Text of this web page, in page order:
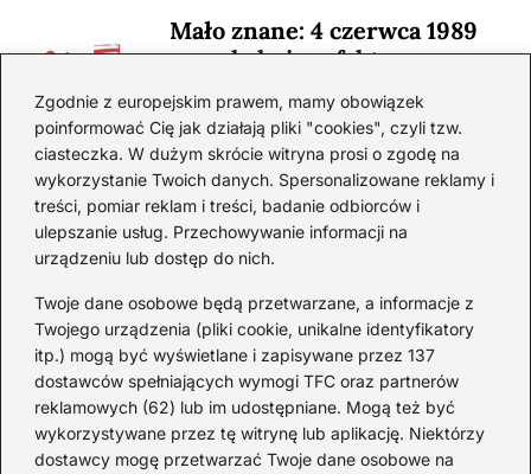
Zgodnie z europejskim prawem, mamy obowiązek
poinformować Cię jak działają pliki "cookies", czyli tzw.
ciasteczka. W dużym skrócie witryna prosi o zgodę na
wykorzystanie Twoich danych. Spersonalizowane reklamy i
treści, pomiar reklam i treści, badanie odbiorców i
ulepszanie usług. Przechowywanie informacji na
urządzeniu lub dostęp do nich.
Twoje dane osobowe będą przetwarzane, a informacje z
Twojego urządzenia (pliki cookie, unikalne identyfikatory
itp.) mogą być wyświetlane i zapisywane przez 137
dostawców spełniających wymogi TFC oraz partnerów
reklamowych (62) lub im udostępniane. Mogą też być
wykorzystywane przez tę witrynę lub aplikację. Niektórzy
dostawcy mogę przetwarzać Twoje dane osobowe na
Mało znane: 4 czerwca 1989
— zaskakujące fakty
2026-08-03
Ciekawostki o 1. wojnie
światowej — mało znane
fakty i historie
2026-08-02
Zaskakujące ciekawostki o
Krzysztofie Kolumbie
2026-07-20
Mało znane ciekawostki o
Wisławie Szymborskiej
2026-07-16